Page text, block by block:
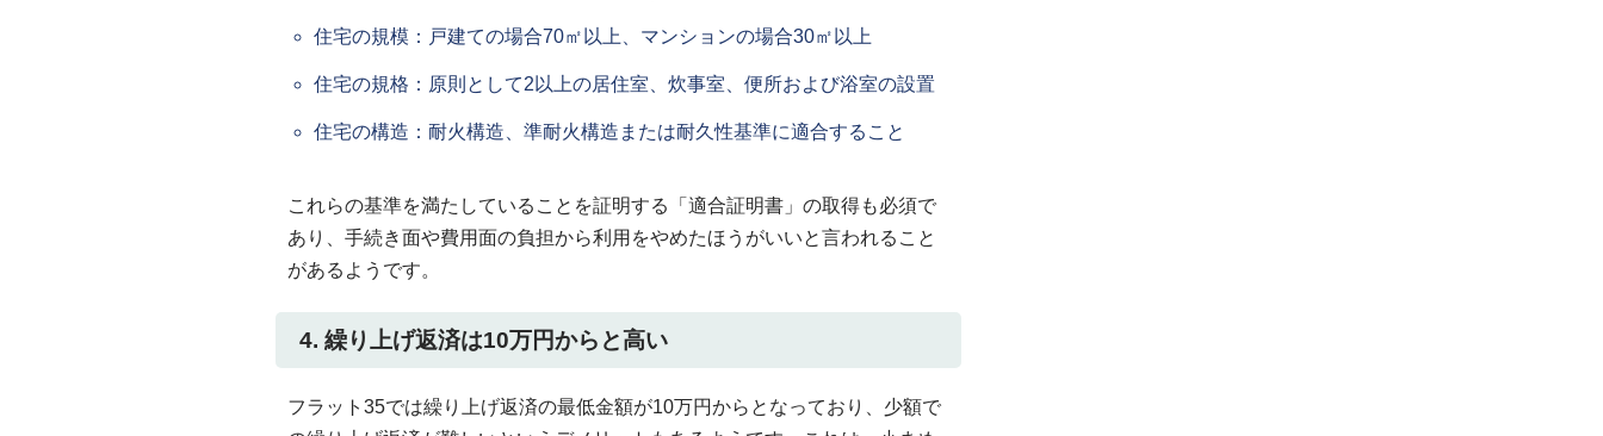
住宅の規模：戸建ての場合70㎡以上、マンションの場合30㎡以上
住宅の規格：原則として2以上の居住室、炊事室、便所および浴室の設置
住宅の構造：耐火構造、準耐火構造または耐久性基準に適合すること
これらの基準を満たしていることを証明する「適合証明書」の取得も必須で
あり、手続き面や費用面の負担から利用をやめたほうがいいと言われること
があるようです。
4. 繰り上げ返済は10万円からと高い
フラット35では繰り上げ返済の最低金額が10万円からとなっており、少額で